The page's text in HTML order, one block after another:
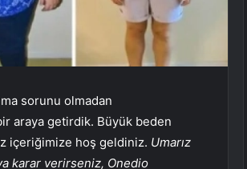
sorunu olmadan
araya getirdik. Büyük beden
içeriğimize hoş geldiniz. Umarız
karar verirseniz, Onedio